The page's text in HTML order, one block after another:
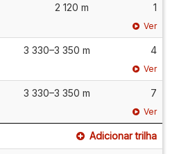
2 120 m 1
Ver
3 330–3 350 m 4
Ver
3 330–3 350 m 7
Ver
Adicionar trilha